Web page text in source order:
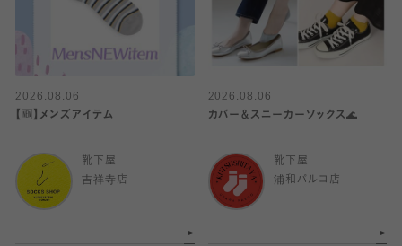
2026.08.06
【🆕】メンズアイテム
靴下屋
吉祥寺店
2026.08.06
カバー＆スニーカーソックス🌊
靴下屋
浦和パルコ店